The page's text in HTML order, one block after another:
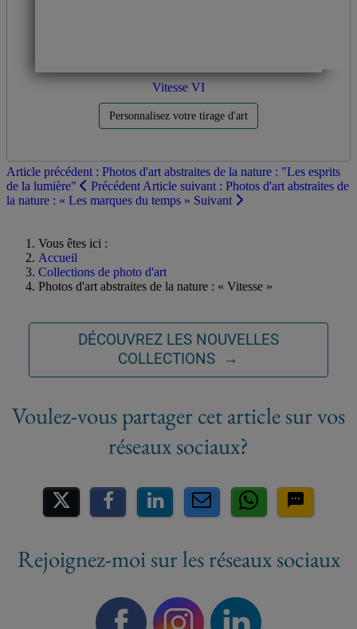
Vitesse VI
Personnalisez votre tirage d'art
Article précédent : Photos d'art abstraites de la nature : "Les esprits
de la lumière"
Précédent Article suivant : Photos d'art abstraites de
la nature : « Les marques du temps » Suivant
Vous êtes ici :
Accueil
Collections de photo d'art
Photos d'art abstraites de la nature : « Vitesse »
DÉCOUVREZ LES NOUVELLES
COLLECTIONS →
Partager sur les réseaux
Rejoignez-moi sur les réseaux sociaux